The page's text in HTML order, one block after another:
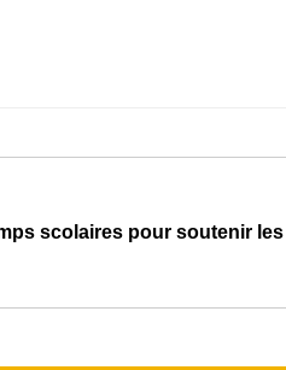
scolaires pour soutenir les